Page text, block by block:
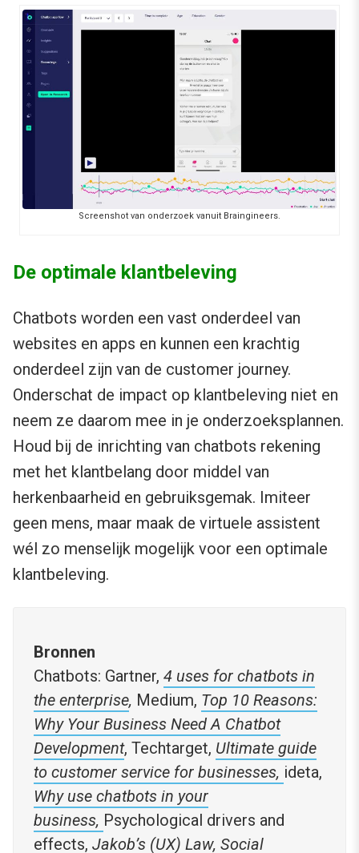
Screenshot van onderzoek vanuit Braingineers.
De optimale klantbeleving
Chatbots worden een vast onderdeel van
websites en apps en kunnen een krachtig
onderdeel zijn van de customer journey.
Onderschat de impact op klantbeleving niet en
neem ze daarom mee in je onderzoeksplannen.
Houd bij de inrichting van chatbots rekening
met het klantbelang door middel van
herkenbaarheid en gebruiksgemak. Imiteer
geen mens, maar maak de virtuele assistent
wél zo menselijk mogelijk voor een optimale
klantbeleving.
Bronnen
Chatbots: Gartner, 4 uses for chatbots in
the enterprise, Medium, Top 10 Reasons:
Why Your Business Need A Chatbot
Development, Techtarget, Ultimate guide
to customer service for businesses, ideta,
Why use chatbots in your
business, Psychological drivers and
effects, Jakob’s (UX) Law, Social